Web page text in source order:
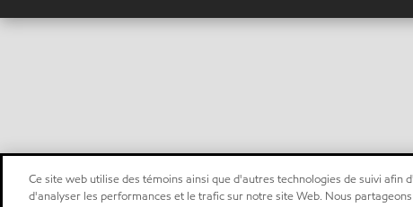
Ce site web utilise des témoins ainsi que d'autres technologies de suivi
d'analyser les performances et le trafic sur notre site Web. Nous